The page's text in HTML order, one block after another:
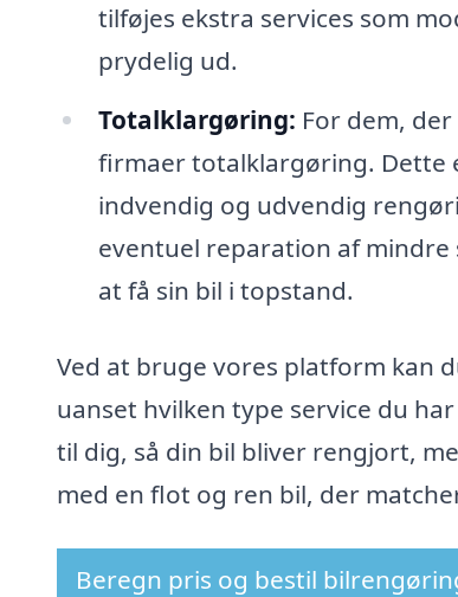
tilføjes ekstra services som
prydelig ud.
Totalklargøring: For dem,
firmaer totalklargøring. Dette
indvendig og udvendig
eventuel reparation af mindre
at få sin bil i topstand.
Ved at bruge vores platform kan
uanset hvilken type service du
til dig, så din bil bliver rengjort,
med en flot og ren bil, der
Beregn pris og bestil